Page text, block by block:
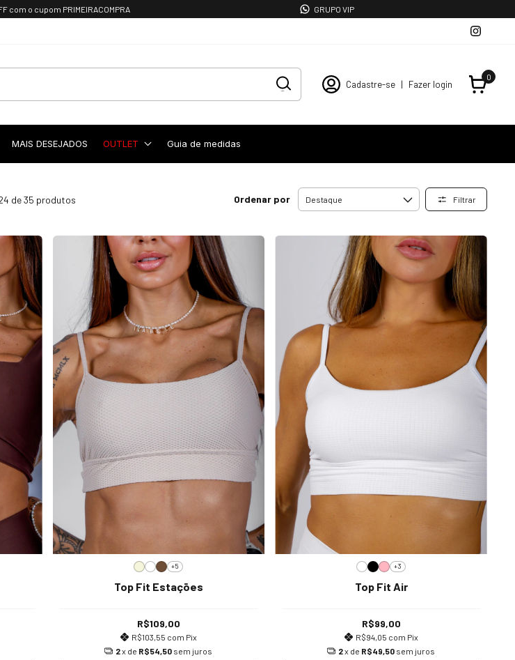
com o cupom PRIMEIRACOMPRA GRUPO VIP
Cadastre-se | Fazer login
0
MAIS DESEJADOS OUTLET Guia de medidas
de 35 produtos Ordenar por Filtrar
+5
Top Fit Estações
R$109,00
R$103,55 com Pix
2x de R$54,50 sem juros
+3
Top Fit Air
R$99,00
R$94,05 com Pix
2x de R$49,50 sem juros